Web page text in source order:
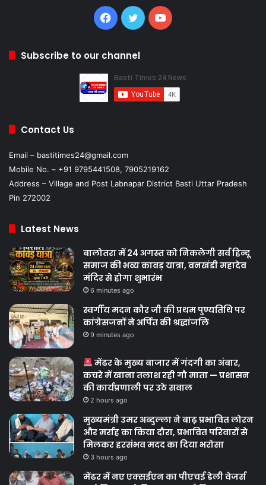
Facebook
TwitterYouTube
Subscribe to our channel
Contact Us
Email – bastitimes24@gmail.com
Mobile No. – +91 9795441508, 7905219162
Address – Village and Post Labnapar District Basti Uttar Pradesh
Pin 272002
Latest News
बालोतरा में 24 अगस्त को निकलेगी सर्व हिन्दू
समाज की भव्य कावड़ यात्रा, वनखंडी महादेव
मंदिर से होगा शुभारंभ
6 minutes ago
स्वर्गीय मदन कौर जी की प्रथम पुण्यतिथि पर
कांग्रेसजनों ने अर्पित की श्रद्धांजलि
9 minutes ago
मेंढर के मुख्य बाजार में गंदगी का अंबार,
कचरे में खाना तलाश रही गौ माता — प्रशासन
की कार्यप्रणाली पर उठे सवाल
2 hours ago
मुख्यमंत्री उमर अब्दुल्ला ने बाढ़ प्रभावित लोरन
और मर्राह का किया दौरा, प्रभावित परिवारों से
मिलकर हरसंभव मदद का दिया भरोसा
3 hours ago
मेंढर में नए एक्सईएन का पीएचई डेली वेजर्स